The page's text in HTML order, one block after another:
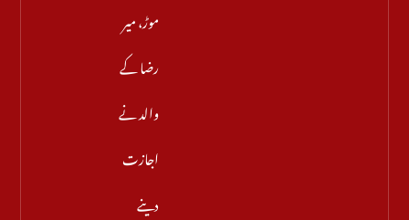
موڑ، میر
رضا کے
والد نے
اجازت
دینے